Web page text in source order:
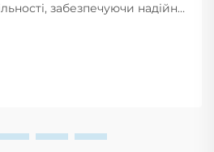
забезпечуючи надійну